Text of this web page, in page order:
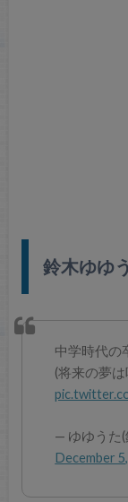
鈴木ゆゆ
中学時代の
(将来の夢
— ゆゆうた(
December